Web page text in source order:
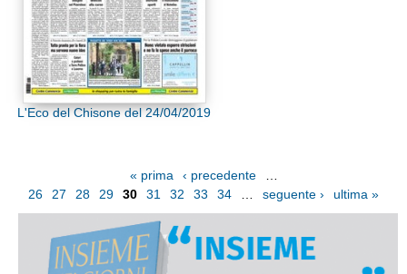
L'Eco del Chisone del 24/04/2019
« prima ‹ precedente
26
27 28 29 30 31 32 33 34 seguente › ultima »